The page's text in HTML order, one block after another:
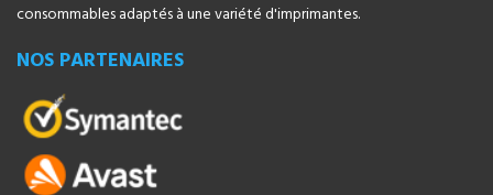
consommables adaptés à une variété d'imprimantes.
NOS PARTENAIRES